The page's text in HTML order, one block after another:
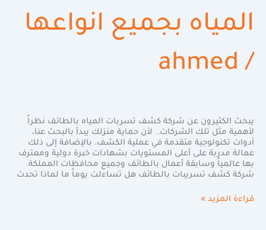
المياه بجميع انواعها
/
ahmed
يبحث الكثيرون عن شركة كشف تسربات المياه بالطائف نظراً
لأهمية مثل تلك الشركات. لأن حماية منزلك يبدأ بالبحث عنا،
أدوات تكنولوجية متقدمة في عملية الكشف. بالإضافة إلى ذلك
عمالة مدربة على أعلى المستويات بشهادات خبرة دولية ومعترف
بها عالمياً وسابقة أعمال بالطائف وجميع محافظات المملكة.
شركة كشف تسريبات بالطائف هل تساءلت يوماً ما لماذا تحدث
قراءة المزيد »